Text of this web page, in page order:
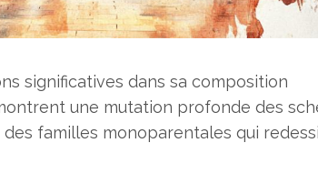
significatives dans sa composition
une mutation profonde des
familles monoparentales qui